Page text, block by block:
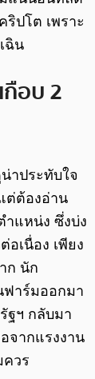
ปโต เพราะ
ฉิน
อบ 2
าประทับใจ
ต่ต้องอ่าน
ำแหน่ง ซึ่งบ่ง
เนื่อง เพียง
ก นัก
ฟาร์มออกมา
ฐฯ กลับมา
จากแรงงาน
ควร